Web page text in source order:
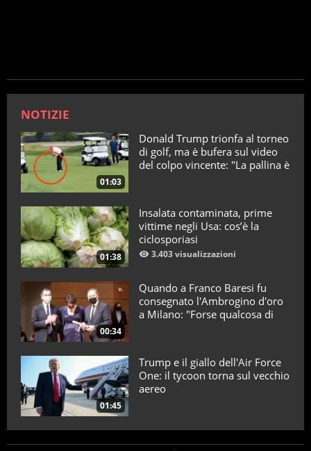
NOTIZIE
01:03
Donald Trump trionfa al torneo
di golf, ma è bufera sul video
del colpo vincente: "La pallina è
01:38
Insalata contaminata, prime
vittime negli Usa: cos’è la
ciclosporiasi
3.403 visualizzazioni
00:34
Quando a Franco Baresi fu
consegnato l'Ambrogino d'oro
a Milano: "Forse qualcosa di
01:45
Trump e il giallo dell'Air Force
One: il tycoon torna sul vecchio
aereo